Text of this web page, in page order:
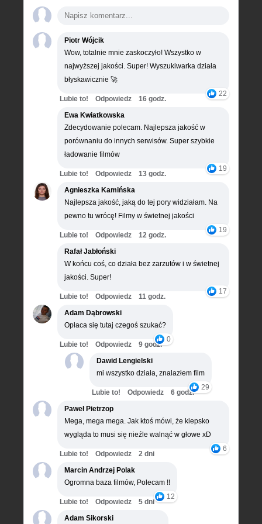
Piotr Wójcik
Wow, totalnie mnie zaskoczyło! Wszystko w
najwyższej jakości. Super! Wyszukiwarka działa
błyskawicznie 🚀
22
Lubie to! Odpowiedz
16 godz.
Ewa Kwiatkowska
Zdecydowanie polecam. Najlepsza jakość w
porównaniu do innych serwisów. Super szybkie
ładowanie filmów
19
Lubie to! Odpowiedz
13 godz.
Agnieszka Kamińska
Najlepsza jakość, jaką do tej pory widziałam. Na
pewno tu wrócę! Filmy w świetnej jakości
19
Lubie to! Odpowiedz
12 godz.
Rafał Jabłoński
W końcu coś, co działa bez zarzutów i w świetnej
jakości. Super!
17
Lubie to! Odpowiedz
11 godz.
Adam Dąbrowski
Opłaca się tutaj czegoś szukać?
0
Lubie to! Odpowiedz
9 godz.
Dawid Lengielski
mi wszystko działa, znalazłem film
29
Lubie to! Odpowiedz
6 godz.
Paweł Pietrzop
Mega, mega mega. Jak ktoś mówi, że kiepsko
wygląda to musi się nieźle walnąć w głowe xD
6
Lubie to! Odpowiedz
2 dni
Marcin Andrzej Polak
Ogromna baza filmów, Polecam !!
12
Lubie to! Odpowiedz
5 dni
Adam Sikorski